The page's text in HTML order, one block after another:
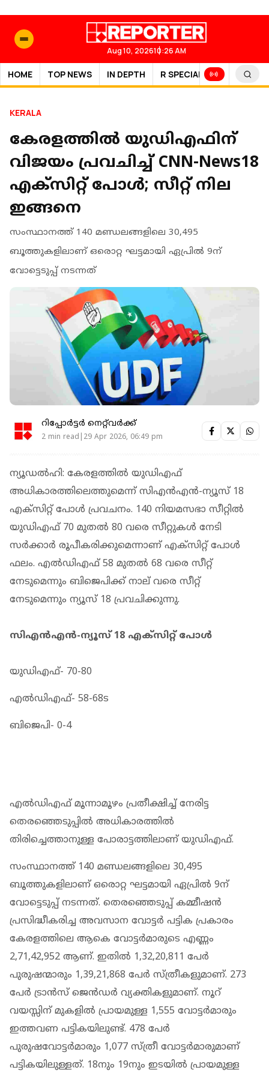
Aug 10, 202610:26 AM
HOME TOP NEWS IN DEPTH R SPECIAL SPORTS
KERALA
കേരളത്തില്‍ യുഡിഎഫിന്
വിജയം പ്രവചിച്ച് CNN-News18
എക്‌സിറ്റ് പോള്‍; സീറ്റ് നില
ഇങ്ങനെ
സംസ്ഥാനത്ത് 140 മണ്ഡലങ്ങളിലെ 30,495
ബൂത്തുകളിലാണ് ഒരൊറ്റ ഘട്ടമായി ഏപ്രില്‍ 9ന്
വോട്ടെടുപ്പ് നടന്നത്
റിപ്പോർട്ടർ നെറ്റ്‌വര്‍ക്ക്‌
2 min read|29 Apr 2026, 06:49 pm
ന്യൂഡല്‍ഹി: കേരളത്തില്‍ യുഡിഎഫ്
അധികാരത്തിലെത്തുമെന്ന് സിഎന്‍എന്‍-ന്യൂസ് 18
എക്‌സിറ്റ് പോള്‍ പ്രവചനം. 140 നിയമസഭാ സീറ്റില്‍
യുഡിഎഫ് 70 മുതല്‍ 80 വരെ സീറ്റുകള്‍ നേടി
സര്‍ക്കാര്‍ രൂപീകരിക്കുമെന്നാണ് എക്‌സിറ്റ് പോള്‍
ഫലം. എല്‍ഡിഎഫ് 58 മുതല്‍ 68 വരെ സീറ്റ്
നേടുമെന്നും ബിജെപിക്ക് നാല് വരെ സീറ്റ്
നേടുമെന്നും ന്യൂസ് 18 പ്രവചിക്കുന്നു.
സിഎന്‍എന്‍-ന്യൂസ് 18 എക്‌സിറ്റ് പോള്‍
യുഡിഎഫ്- 70-80
എൽഡിഎഫ്- 58-68ട
ബിജെപി- 0-4
എൽഡിഎഫ് മൂന്നാമൂഴം പ്രതീക്ഷിച്ച് നേരിട്ട
തെരഞ്ഞെടുപ്പിൽ അധികാരത്തിൽ
തിരിച്ചെത്താനുള്ള പോരാട്ടത്തിലാണ് യുഡിഎഫ്.
സംസ്ഥാനത്ത് 140 മണ്ഡലങ്ങളിലെ 30,495
ബൂത്തുകളിലാണ് ഒരൊറ്റ ഘട്ടമായി ഏപ്രില്‍ 9ന്
വോട്ടെടുപ്പ് നടന്നത്. തെരഞ്ഞെടുപ്പ് കമ്മീഷന്‍
പ്രസിദ്ധീകരിച്ച അവസാന വോട്ടര്‍ പട്ടിക പ്രകാരം
കേരളത്തിലെ ആകെ വോട്ടര്‍മാരുടെ എണ്ണം
2,71,42,952 ആണ്. ഇതില്‍ 1,32,20,811 പേര്‍
പുരുഷന്മാരും 1,39,21,868 പേര്‍ സ്ത്രീകളുമാണ്. 273
പേര്‍ ട്രാന്‍സ് ജെന്‍ഡര്‍ വ്യക്തികളുമാണ്. നൂറ്
വയസ്സിന് മുകളില്‍ പ്രായമുള്ള 1,555 വോട്ടര്‍മാരും
ഇത്തവണ പട്ടികയിലുണ്ട്. 478 പേര്‍
പുരുഷവോട്ടര്‍മാരും 1,077 സ്ത്രീ വോട്ടര്‍മാരുമാണ്
പട്ടികയിലുള്ളത്. 18നും 19നും ഇടയില്‍ പ്രായമുള്ള